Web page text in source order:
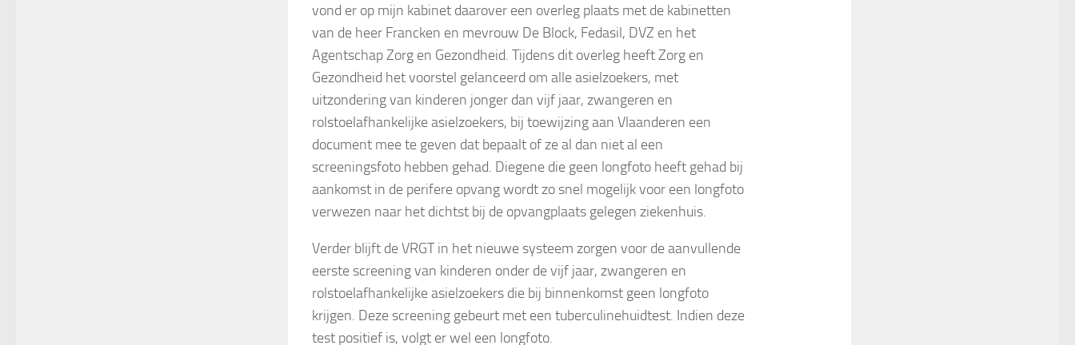
vond er op mijn kabinet daarover een overleg plaats met de kabinetten
van de heer Francken en mevrouw De Block, Fedasil, DVZ en het
Agentschap Zorg en Gezondheid. Tijdens dit overleg heeft Zorg en
Gezondheid het voorstel gelanceerd om alle asielzoekers, met
uitzondering van kinderen jonger dan vijf jaar, zwangeren en
rolstoelafhankelijke asielzoekers, bij toewijzing aan Vlaanderen een
document mee te geven dat bepaalt of ze al dan niet al een
screeningsfoto hebben gehad. Diegene die geen longfoto heeft gehad bij
aankomst in de perifere opvang wordt zo snel mogelijk voor een longfoto
verwezen naar het dichtst bij de opvangplaats gelegen ziekenhuis.
Verder blijft de VRGT in het nieuwe systeem zorgen voor de aanvullende
eerste screening van kinderen onder de vijf jaar, zwangeren en
rolstoelafhankelijke asielzoekers die bij binnenkomst geen longfoto
krijgen. Deze screening gebeurt met een tuberculinehuidtest. Indien deze
test positief is, volgt er wel een longfoto.